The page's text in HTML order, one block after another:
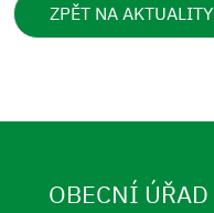
ZPĚT NA AKTUALITY
OBECNÍ ÚŘAD